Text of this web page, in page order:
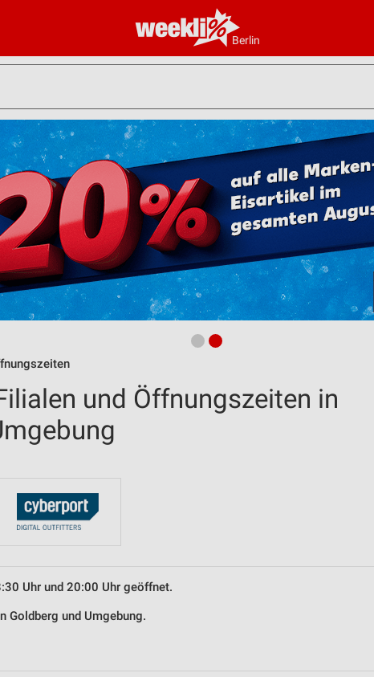
Berlin
und Öffnungszeiten in
Uhr und 20:00 Uhr geöffnet.
Goldberg und Umgebung.